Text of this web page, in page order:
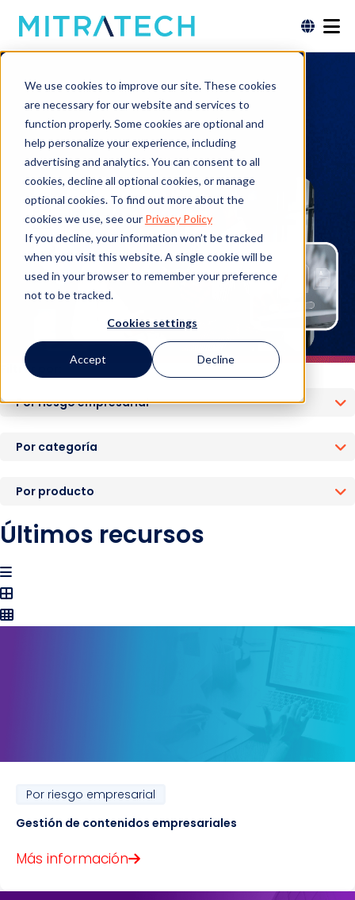
We use cookies to improve our site. These cookies
are necessary for our website and services to
function properly. Some cookies are optional and
help personalize your experience, including
advertising and analytics. You can consent to all
cookies, decline all optional cookies, or manage
optional cookies. To find out more about the
cookies we use, see our Privacy Policy
If you decline, your information won’t be tracked
when you visit this website. A single cookie will be
used in your browser to remember your preference
not to be tracked.
Cookies settings
Accept Decline
Gobernanza de la
información
Filtrar por:
Por riesgo empresarial
Por categoría
Por producto
Últimos recursos
Por riesgo empresarial
Gestión de contenidos empresariales
Más información